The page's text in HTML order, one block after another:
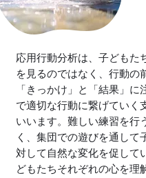
応用行動分析は、子どもた
を見るのではなく、行動の
「きっかけ」と「結果」に
で適切な行動に繋げていく
いいます。難しい練習を行
く、集団での遊びを通して
対して自然な変化を促して
どもたちそれぞれの心を理